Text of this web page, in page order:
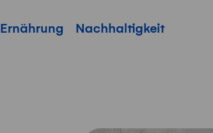
Ernährung Nachhaltigkeit